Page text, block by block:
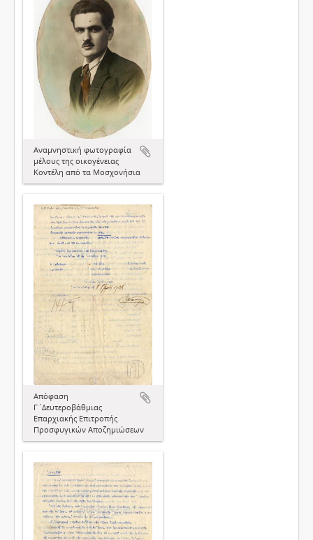
Αναμνηστική φωτογραφία
μέλους της οικογένειας
Κοντέλη από τα Μοσχονήσια
Απόφαση
Γ΄Δευτεροβάθμιας
Επαρχιακής Επιτροπής
Προσφυγικών Αποζημιώσεων